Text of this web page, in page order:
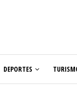
DEPORTES